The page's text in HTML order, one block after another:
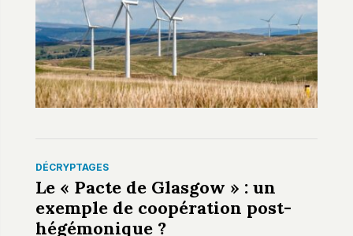
DÉCRYPTAGES
Le « Pacte de Glasgow » : un
exemple de coopération post-
hégémonique ?